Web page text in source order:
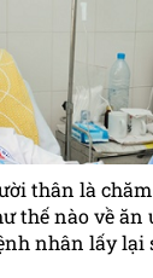
thân là
thế nào về ăn
nhân lấy lại